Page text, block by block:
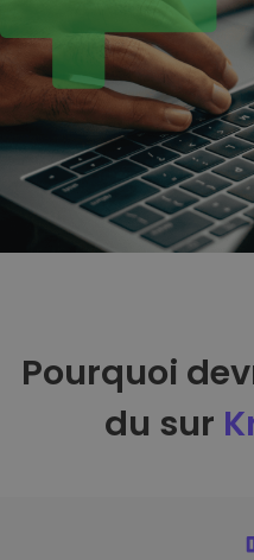
Pourquoi
du sur